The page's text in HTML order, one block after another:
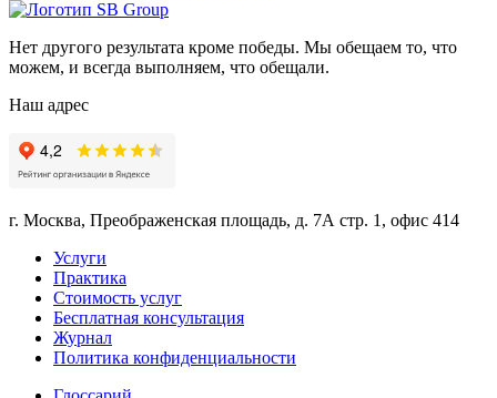
Нет другого результата кроме победы. Мы обещаем то, что
можем, и всегда выполняем, что обещали.
Наш адрес
г. Москва, Преображенская площадь, д. 7А стр. 1, офис 414
Услуги
Практика
Стоимость услуг
Бесплатная консультация
Журнал
Политика конфиденциальности